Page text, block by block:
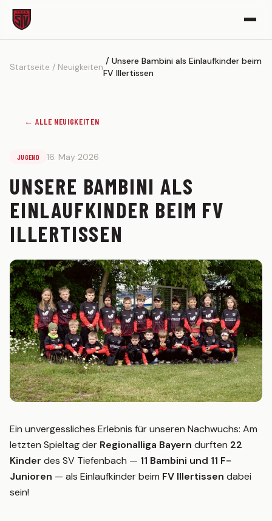
VEREIN
Kickerle-Archiv
1. MANNSCHAFT
Spielplan
Tabelle
Kader
Statistik
2. MANNSCHAFT
Spielplan
Tabelle
Kader
Statistik
JUGEND
G-Junioren (U7)
F-Junioren (U8/U9)
E-Junioren (U10/U11)
Startseite Neuigkeiten
Unsere Bambini als Einlaufkinder beim
FV Illertissen
← ALLE NEUIGKEITEN
JUGEND 16. May 2026
UNSERE BAMBINI ALS
EINLAUFKINDER BEIM FV
ILLERTISSEN
Ein unvergessliches Erlebnis für unseren Nachwuchs: Am
letzten Spieltag der Regionalliga Bayern durften 22
Kinder des SV Tiefenbach — 11 Bambini und 11 F-
Junioren — als Einlaufkinder beim FV Illertissen dabei
sein!